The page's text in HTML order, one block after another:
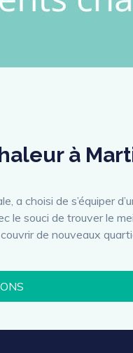
à
a choisi de s’équiper
le souci de trouver le
de nouveaux